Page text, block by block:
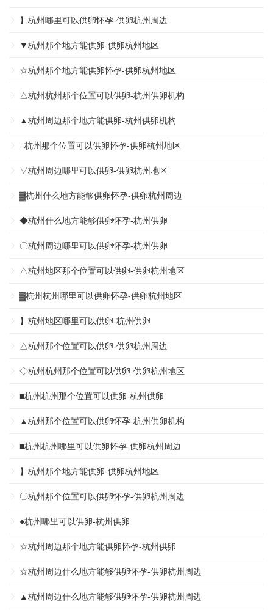
】杭州哪里可以供卵怀孕-供卵杭州周边
▼杭州那个地方能供卵-供卵杭州地区
☆杭州那个地方能供卵怀孕-供卵杭州地区
△杭州杭州那个位置可以供卵-杭州供卵机构
▲杭州周边那个地方能供卵-杭州供卵机构
=杭州那个位置可以供卵怀孕-供卵杭州地区
▽杭州周边哪里可以供卵-供卵杭州地区
▓杭州什么地方能够供卵怀孕-供卵杭州周边
◆杭州什么地方能够供卵怀孕-杭州供卵
〇杭州周边哪里可以供卵怀孕-杭州供卵
△杭州地区那个位置可以供卵-供卵杭州地区
▓杭州杭州哪里可以供卵怀孕-供卵杭州地区
】杭州地区哪里可以供卵-杭州供卵
△杭州那个位置可以供卵-供卵杭州周边
◇杭州杭州那个位置可以供卵-供卵杭州地区
■杭州杭州那个位置可以供卵-杭州供卵
▲杭州那个位置可以供卵怀孕-杭州供卵机构
■杭州杭州哪里可以供卵怀孕-供卵杭州周边
】杭州那个地方能供卵-供卵杭州地区
〇杭州那个位置可以供卵怀孕-供卵杭州周边
●杭州哪里可以供卵-杭州供卵
☆杭州周边那个地方能供卵怀孕-杭州供卵
☆杭州周边什么地方能够供卵怀孕-供卵杭州周边
▲杭州周边什么地方能够供卵怀孕-供卵杭州周边